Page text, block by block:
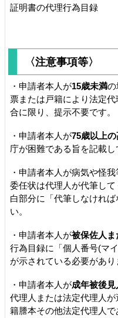
証明書の代理行為目録
〈注意事項等〉
・申請者本人が15歳未満の
票または戸籍により法定
合に限り、提示不要です。
・申請者本人が75歳以上
庁が困難である旨を記載し
・申請者本人が病気や怪
委任状は代理人が代筆し
白部分に「代筆しなけれ
い。
・申請者本人が被保佐人ま
行為目録に「個人番号(マ
が示されている必要があり
・申請者本人が成年被後
代理人または法定代理人
籍謄本その他法定代理人